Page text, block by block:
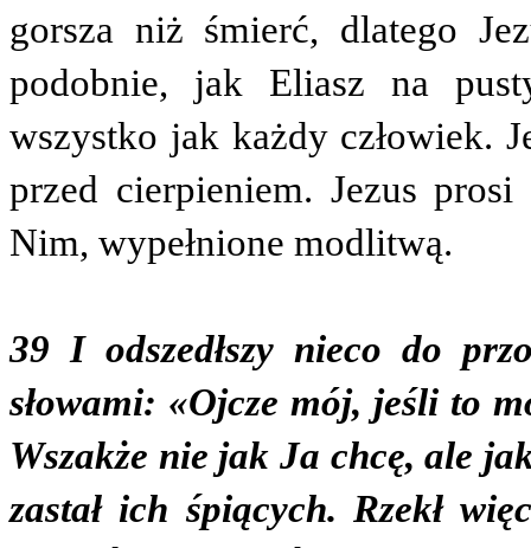
gorsza niż śmierć, dlatego
podobnie, jak Eliasz na
wszystko jak każdy człowiek.
przed cierpieniem. Jezus
Nim, wypełnione modlitwą.
39 I odszedłszy nieco do
słowami: «Ojcze mój, jeśli to
Wszakże nie jak Ja chcę, ale
zastał ich śpiących. Rzekł